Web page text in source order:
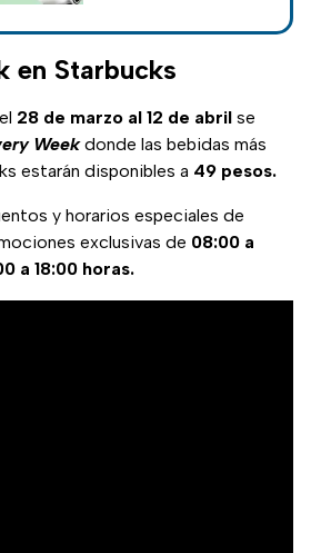
que puedes
encontrar en las
precios.
en Starbucks
28 de marzo al 12 de abril se
Weekdonde las bebidas más
estarán disponibles a 49 pesos.
y horarios especiales de
exclusivas de 08:00 a
a 18:00 horas.